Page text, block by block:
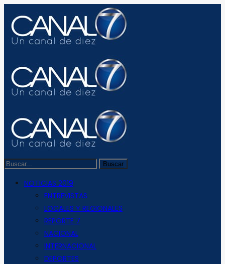
NOTICIAS 2019
ENTREVISTAS
LOCALES Y REGIONALES
REPORTE 7
NACIONAL
INTERNACIONAL
DEPORTES